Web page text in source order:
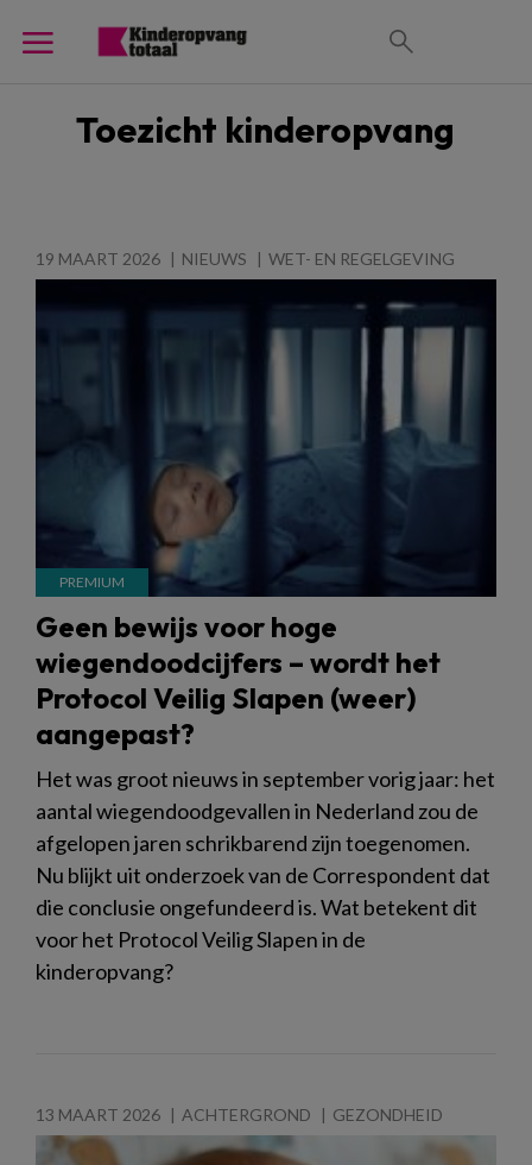
Toezicht kinderopvang
19 MAART 2026 NIEUWS WET- EN REGELGEVING
Geen bewijs voor hoge
wiegendoodcijfers – wordt het
Protocol Veilig Slapen (weer)
aangepast?
Het was groot nieuws in september vorig jaar: het
aantal wiegendoodgevallen in Nederland zou de
afgelopen jaren schrikbarend zijn toegenomen.
Nu blijkt uit onderzoek van de Correspondent dat
die conclusie ongefundeerd is. Wat betekent dit
voor het Protocol Veilig Slapen in de
kinderopvang?
13 MAART 2026 ACHTERGROND GEZONDHEID